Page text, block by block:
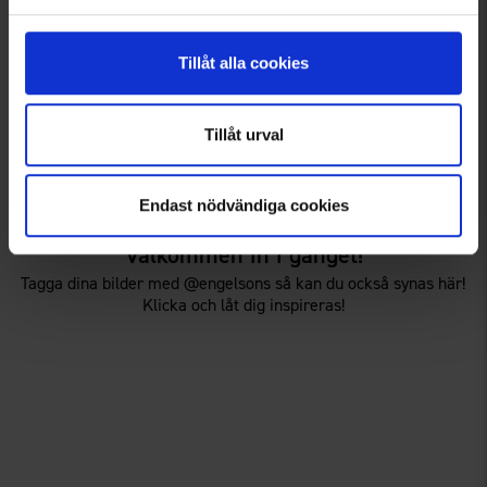
Tillåt alla cookies
Tillåt urval
Endast nödvändiga cookies
Textile Wash
149 kr
Andra köpte även
Välkommen in i gänget!
Tagga dina bilder med @engelsons så kan du också synas här!
Klicka och låt dig inspireras!